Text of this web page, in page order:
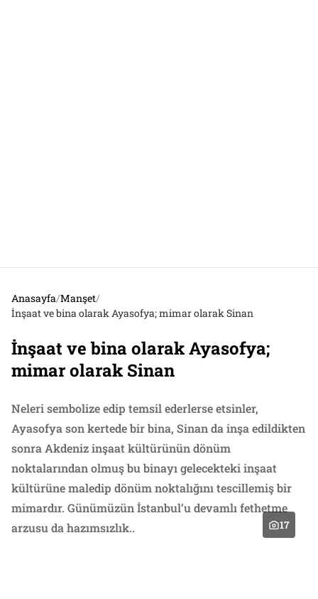
Anasayfa/Manşet/
İnşaat ve bina olarak Ayasofya; mimar olarak Sinan
İnşaat ve bina olarak Ayasofya;
mimar olarak Sinan
Neleri sembolize edip temsil ederlerse etsinler,
Ayasofya son kertede bir bina, Sinan da inşa edildikten
sonra Akdeniz inşaat kültürünün dönüm
noktalarından olmuş bu binayı gelecekteki inşaat
kültürüne maledip dönüm noktalığını tescillemiş bir
mimardır. Günümüzün İstanbul’u devamlı fethetme
arzusu da hazımsızlık..
17